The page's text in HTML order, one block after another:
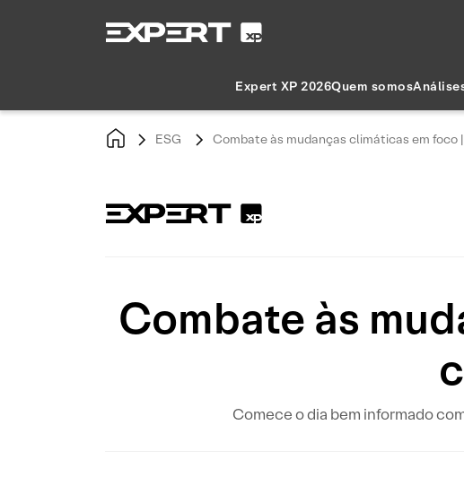
Expert XP 2026Quem somos
ESG Combate às mudanças climáticas em foco
Combate às
Comece o dia bem informado